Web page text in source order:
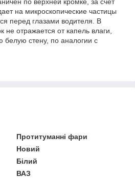
на микроскопические частицы
перед глазами водителя. В
не отражается от капель влаги,
белую стену, по аналогии с
Протитуманні фари
Новий
Білий
ВАЗ